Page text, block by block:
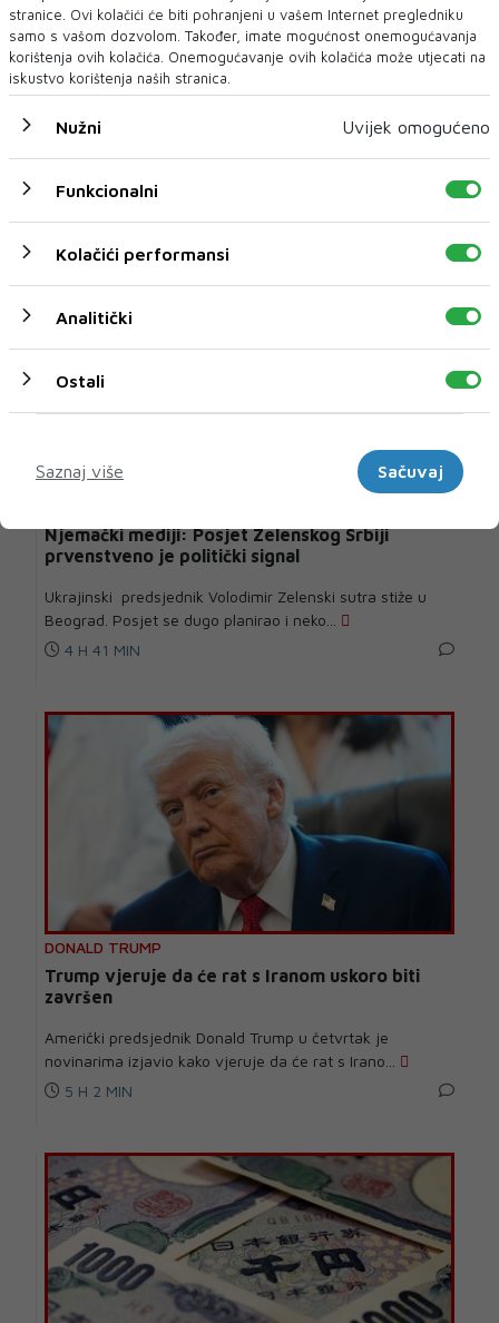
U novom broju pročitajte
Njemački mediji: Posjet Zelenskog Srbiji
prvenstveno je politički signal
Ukrajinski predsjednik Volodimir Zelenski sutra stiže u
Beograd. Posjet se dugo planirao i neko...
4 H 41 MIN
DONALD TRUMP
Trump vjeruje da će rat s Iranom uskoro biti
završen
Američki predsjednik Donald Trump u četvrtak je
novinarima izjavio kako vjeruje da će rat s Irano...
5 H 2 MIN
stranice. Ovi kolačići će biti pohranjeni u vašem Internet pregledniku
samo s vašom dozvolom. Također, imate mogućnost onemogućavanja
korištenja ovih kolačića. Onemogućavanje ovih kolačića može utjecati na
iskustvo korištenja naših stranica.
Nužni Uvijek omogućeno
Funkcionalni
Kolačići performansi
Analitički
Ostali
Saznaj više
Sačuvaj